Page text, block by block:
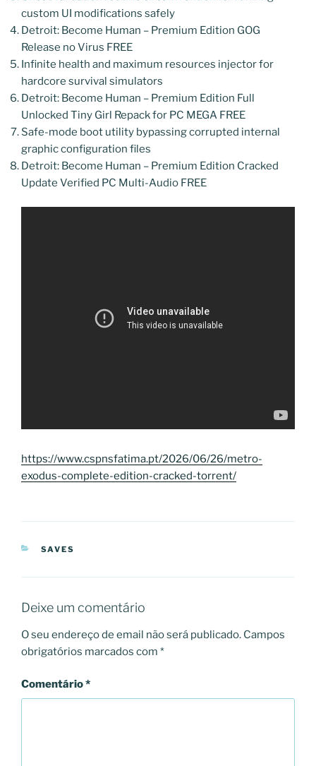
custom UI modifications safely
Detroit: Become Human – Premium Edition GOG
Release no Virus FREE
Infinite health and maximum resources injector for
hardcore survival simulators
Detroit: Become Human – Premium Edition Full
Unlocked Tiny Girl Repack for PC MEGA FREE
Safe-mode boot utility bypassing corrupted internal
graphic configuration files
Detroit: Become Human – Premium Edition Cracked
Update Verified PC Multi-Audio FREE
https://www.cspnsfatima.pt/2026/06/26/metro-
exodus-complete-edition-cracked-torrent/
CATEGORIAS
SAVES
Deixe um comentário
O seu endereço de email não será publicado. Campos
obrigatórios marcados com *
Comentário*